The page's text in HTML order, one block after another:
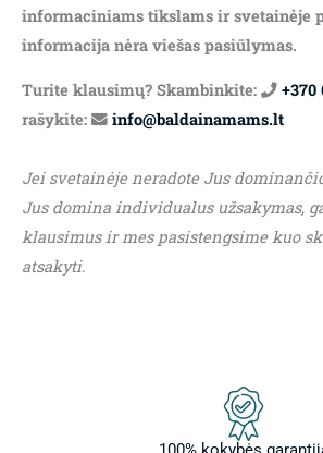
informaciniams tikslams ir svetainėje
informacija nėra viešas pasiūlymas.
Turite klausimų? Skambinkite: +370
rašykite:
info@baldainamams.lt
Jei svetainėje neradote Jus
Jus domina individualus užsakymas,
klausimus ir mes pasistengsime kuo
atsakyti.